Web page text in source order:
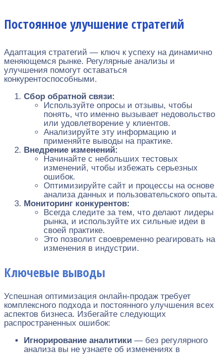
Постоянное улучшение стратегий
Адаптация стратегий — ключ к успеху на динамично
меняющемся рынке. Регулярные анализы и
улучшения помогут оставаться
конкурентоспособными.
Сбор обратной связи:
Используйте опросы и отзывы, чтобы
понять, что именно вызывает недовольство
или удовлетворение у клиентов.
Анализируйте эту информацию и
применяйте выводы на практике.
Внедрение изменений:
Начинайте с небольших тестовых
изменений, чтобы избежать серьезных
ошибок.
Оптимизируйте сайт и процессы на основе
анализа данных и пользовательского опыта.
Мониторинг конкурентов:
Всегда следите за тем, что делают лидеры
рынка, и используйте их сильные идеи в
своей практике.
Это позволит своевременно реагировать на
изменения в индустрии.
Ключевые выводы
Успешная оптимизация онлайн-продаж требует
комплексного подхода и постоянного улучшения всех
аспектов бизнеса. Избегайте следующих
распространенных ошибок:
Игнорирование аналитики — без регулярного
анализа вы не узнаете об изменениях в